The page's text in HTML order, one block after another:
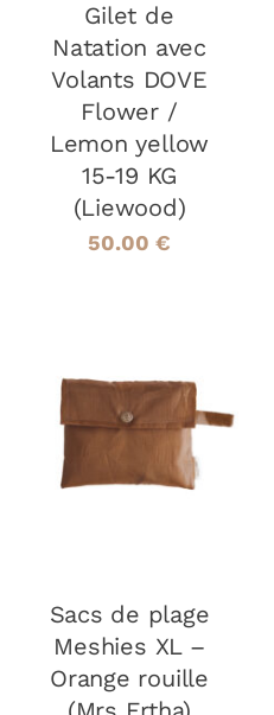
Gilet de
Natation avec
Volants DOVE
Flower /
Lemon yellow
15-19 KG
(Liewood)
50.00 €
AJOUTER AU
Sacs de plage
Meshies XL –
Orange rouille